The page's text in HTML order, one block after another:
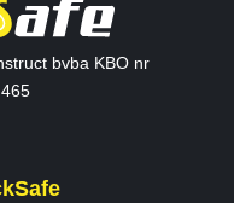
bvba KBO nr